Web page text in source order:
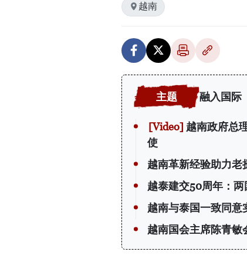
越南
融入国际
越南政府总
使
越南革新经验助力老
越泰建交50周年：
越南与泰国一致同意
越南国会主席陈青敏